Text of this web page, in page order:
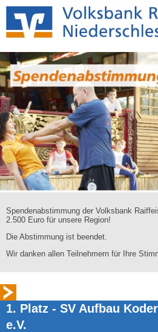
Spendenabstimmung der Volksbank
2.500 Euro für unsere Region!
Die Abstimmung ist beendet.
Wir danken allen Teilnehmern für Ihre
1. Platz - SV Aufbau
e.V.